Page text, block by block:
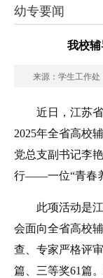
幼专要闻
我校
来源：学生工作处
近日，江苏
2025年全省高校
党总支副书记李
行——一位“青春
此项活动是
会面向全省高校
查、专家严格评
篇、三等奖61篇